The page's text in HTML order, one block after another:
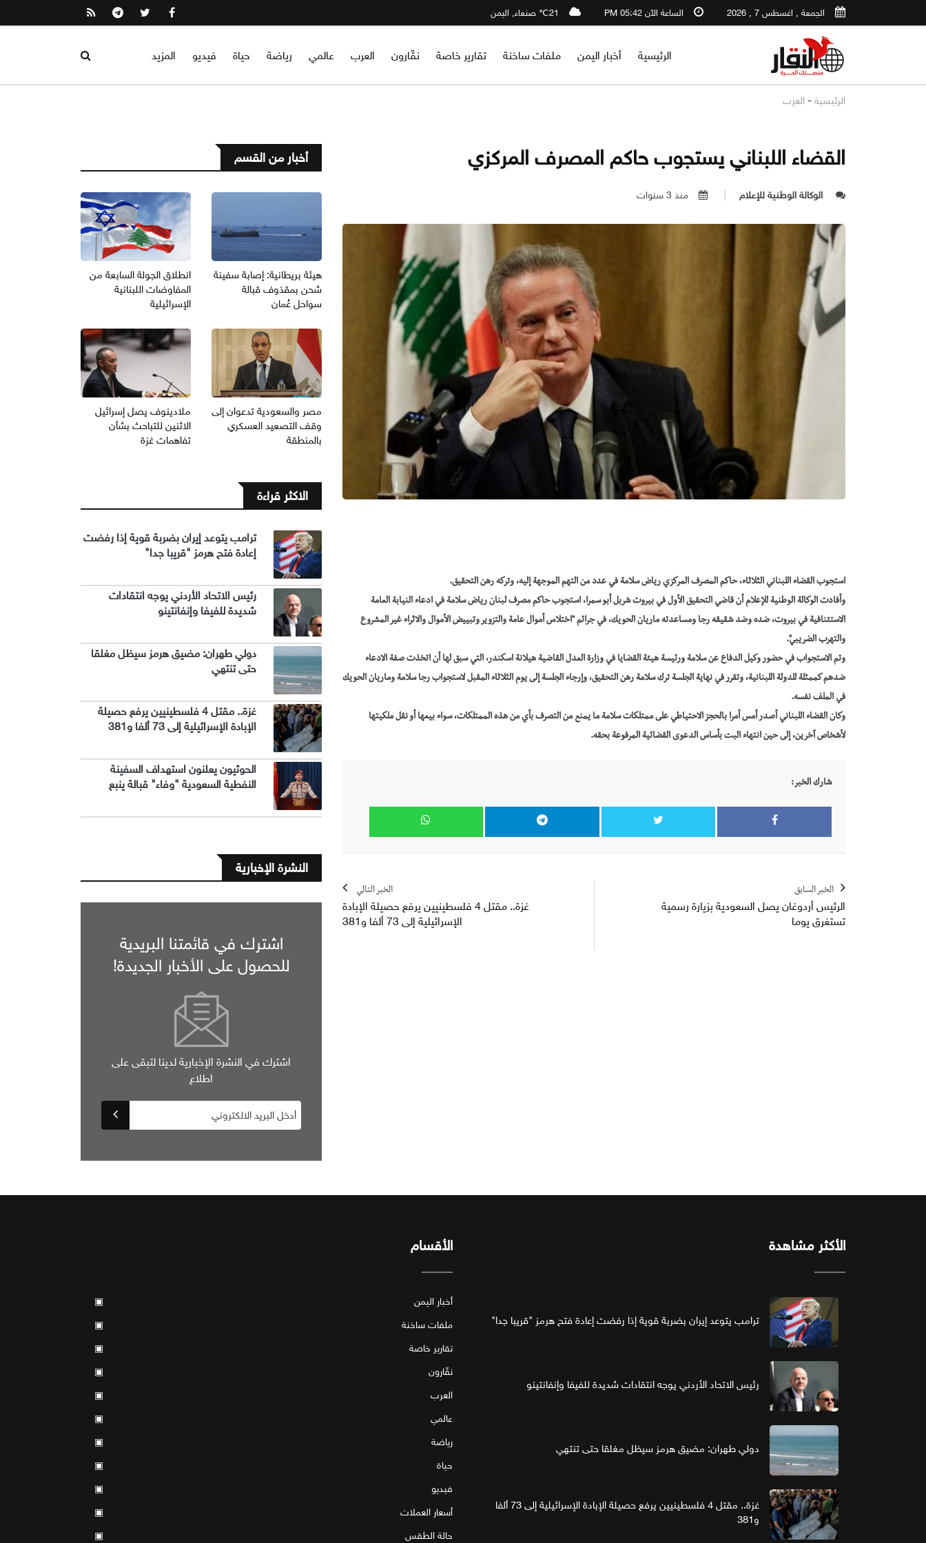
الجمعة , اغسطس 7 , 2026 الساعة الآن 05:42 PM 21℃ صنعاء, اليمن
الرئيسية أخبار اليمن ملفات ساخنة تقارير خاصة نقّارون العرب عالمي رياضة حياة فيديو المزيد
الرئيسية - العرب
القضاء اللبناني يستجوب حاكم المصرف المركزي
الوكالة الوطنية للإعلام منذ 3 سنوات
استجوب القضاء اللبناني الثلاثاء، حاكم المصرف المركزي رياض سلامة في عدد من التهم الموجهة إليه، وتركه رهن التحقيق.
وأفادت الوكالة الوطنية للإعلام أن قاضي التحقيق الأول في بيروت شربل أبو سمرا، استجوب حاكم مصرف لبنان رياض سلامة في ادعاء النيابة العامة
الاستئنافية في بيروت، ضده وضد شقيقه رجا ومساعدته ماريان الحويك، في جرائم "اختلاس أموال عامة والتزوير وتبييض الأموال والاثراء غير المشروع
والتهرب الضريبي".
وتم الاستجواب في حضور وكيل الدفاع عن سلامة ورئيسة هيئة القضايا في وزارة العدل القاضية هيلانة اسكندر، التي سبق لها أن اتخذت صفة الادعاء
ضدهم كممثلة للدولة اللبنانية، وتقرر في نهاية الجلسة ترك سلامة رهن التحقيق، وإرجاء الجلسة إلى يوم الثلاثاء المقبل لاستجواب رجا سلامة وماريان الحويك
في الملف نفسه.
وكان القضاء اللبناني أصدر أمس أمرا بالحجز الاحتياطي على ممتلكات سلامة ما يمنع من التصرف بأي من هذه الممتلكات، سواء بيعها أو نقل ملكيتها
لأشخاص آخرين، إلى حين انتهاء البت بأساس الدعوى القضائية المرفوعة بحقه.
شارك الخبر:
الخبر السابق
الرئيس أردوغان يصل السعودية بزيارة رسمية
تستغرق يوما
الخبر التالي
غزة.. مقتل 4 فلسطينيين يرفع حصيلة الإبادة
الإسرائيلية إلى 73 ألفا و381
أخبار من القسم
هيئة بريطانية: إصابة سفينة
شحن بمقذوف قبالة
سواحل عُمان
انطلاق الجولة السابعة من
المفاوضات اللبنانية
الإسرائيلية
مصر والسعودية تدعوان إلى
وقف التصعيد العسكري
بالمنطقة
ملادينوف يصل إسرائيل
الاثنين للتباحث بشأن
تفاهمات غزة
الاكثر قراءة
ترامب يتوعد إيران بضربة قوية إذا رفضت
إعادة فتح هرمز "قريبا جدا"
رئيس الاتحاد الأردني يوجه انتقادات
شديدة للفيفا وإنفانتينو
دولي طهران: مضيق هرمز سيظل مغلقا
حتى تنتهي
غزة.. مقتل 4 فلسطينيين يرفع حصيلة
الإبادة الإسرائيلية إلى 73 ألفا و381
الحوثيون يعلنون استهداف السفينة
النفطية السعودية "وفاء" قبالة ينبع
النشرة الإخبارية
اشترك في قائمتنا البريدية
للحصول على الأخبار الجديدة!
اشترك في النشرة الإخبارية لدينا لتبقى على
اطلاع
الأكثر مشاهدة
ترامب يتوعد إيران بضربة قوية إذا رفضت إعادة فتح هرمز "قريبا جدا"
رئيس الاتحاد الأردني يوجه انتقادات شديدة للفيفا وإنفانتينو
دولي طهران: مضيق هرمز سيظل مغلقا حتى تنتهي
غزة.. مقتل 4 فلسطينيين يرفع حصيلة الإبادة الإسرائيلية إلى 73 ألفا
و381
الأقسام
أخبار اليمن
▣
ملفات ساخنة
▣
تقارير خاصة
▣
نقّارون
▣
العرب
▣
عالمي
▣
رياضة
▣
حياة
▣
فيديو
▣
أسعار العملات
▣
حالة الطقس
▣